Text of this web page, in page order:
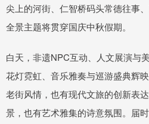
尖上的河街、仁智桥码头常德往事
全景主题将贯穿国庆中秋假期。
白天，非遗NPC互动、人文展演与
花灯霓虹、音乐雅奏与巡游盛典辉
老街风情，也有现代文旅的创新表
景，也有艺术雅集的诗意氛围。届